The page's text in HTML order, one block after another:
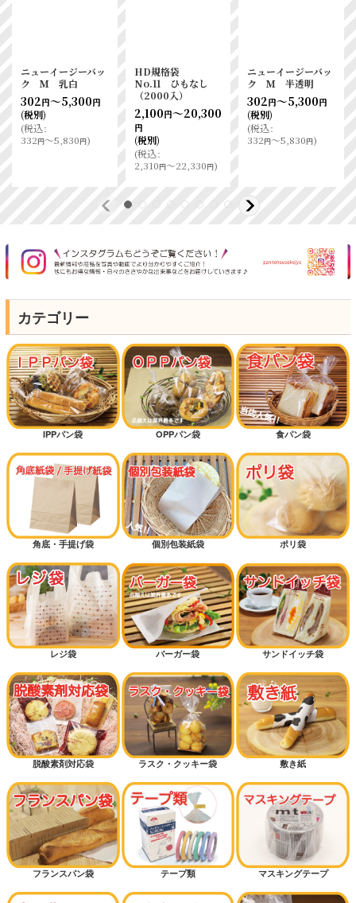
ニューイージーバッ
ク Ｍ 乳白
302円～5,300円
(税別)
(税込:
332円～5,830円)
HD規格袋
No.11 ひもなし
（2000入）
2,100円～20,300
円
(税別)
(税込:
2,310円～22,330円)
ニューイージーバッ
ク Ｍ 半透明
302円～5,300円
(税別)
(税込:
332円～5,830円)
カテゴリー
IPPパン袋 OPPパン袋 食パン袋
角底・手提げ袋 個別包装紙袋 ポリ袋
レジ袋 バーガー袋 サンドイッチ袋
脱酸素剤対応袋 ラスク・クッキー袋 敷き紙
フランスパン袋 テープ類 マスキングテープ